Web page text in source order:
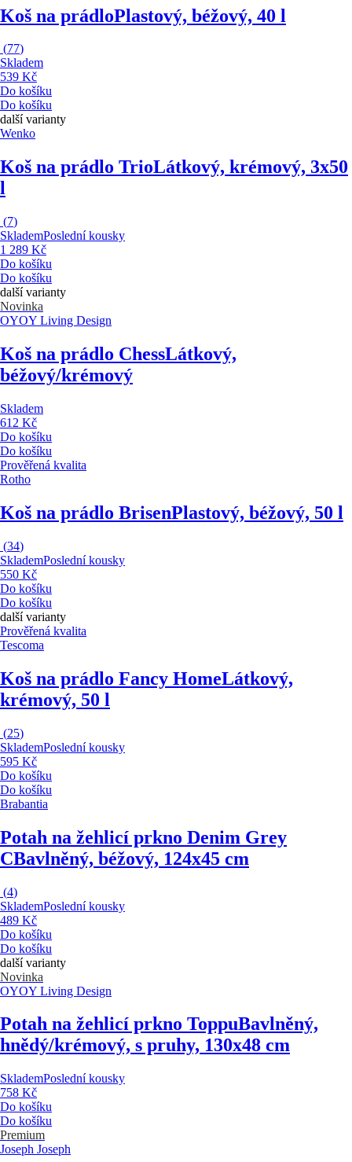
Koš na prádloPlastový, béžový, 40 l
(77)
Skladem
539 Kč
Do košíku
Do košíku
další varianty
Wenko
Koš na prádlo TrioLátkový, krémový, 3x50
l
(7)
SklademPoslední kousky
1 289 Kč
Do košíku
Do košíku
další varianty
Novinka
OYOY Living Design
Koš na prádlo ChessLátkový,
béžový/krémový
Skladem
612 Kč
Do košíku
Do košíku
Prověřená kvalita
Rotho
Koš na prádlo BrisenPlastový, béžový, 50 l
(34)
SklademPoslední kousky
550 Kč
Do košíku
Do košíku
další varianty
Prověřená kvalita
Tescoma
Koš na prádlo Fancy HomeLátkový,
krémový, 50 l
(25)
SklademPoslední kousky
595 Kč
Do košíku
Do košíku
Brabantia
Potah na žehlicí prkno Denim Grey
CBavlněný, béžový, 124x45 cm
(4)
SklademPoslední kousky
489 Kč
Do košíku
Do košíku
další varianty
Novinka
OYOY Living Design
Potah na žehlicí prkno ToppuBavlněný,
hnědý/krémový, s pruhy, 130x48 cm
SklademPoslední kousky
758 Kč
Do košíku
Do košíku
Premium
Joseph Joseph